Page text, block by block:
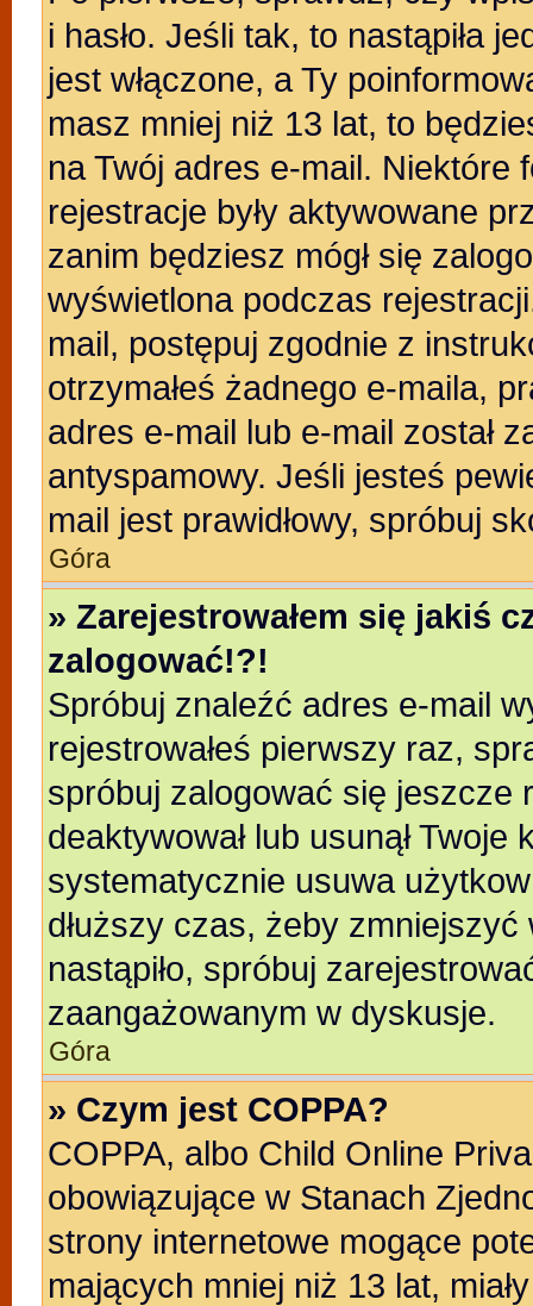
i hasło. Jeśli tak, to nastąpiła
jest włączone, a Ty
masz mniej niż 13 lat, to
na Twój adres e-mail. Niektóre
rejestracje były aktywowane
zanim będziesz mógł się
wyświetlona podczas
mail, postępuj zgodnie z
otrzymałeś żadnego e-maila,
adres e-mail lub e-mail został
antyspamowy. Jeśli jesteś
mail jest prawidłowy, spróbuj
Góra
» Zarejestrowałem się jakiś
zalogować!?!
Spróbuj znaleźć adres e-mail
rejestrowałeś pierwszy raz,
spróbuj zalogować się jeszcze
deaktywował lub usunął
systematycznie usuwa
dłuższy czas, żeby
nastąpiło, spróbuj
zaangażowanym w dyskusje.
Góra
» Czym jest COPPA?
COPPA, albo Child Online
obowiązujące w Stanach
strony internetowe mogące
mających mniej niż 13 lat,